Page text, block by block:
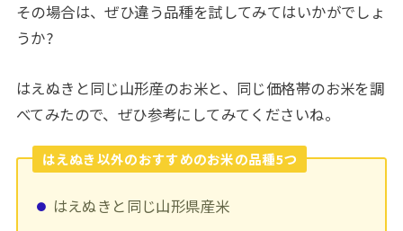
その場合は、ぜひ違う品種を試してみてはいかがでしょ
うか?
はえぬきと同じ山形産のお米と、同じ価格帯のお米を調
べてみたので、ぜひ参考にしてみてくださいね。
はえぬき以外のおすすめのお米の品種5つ
はえぬきと同じ山形県産米